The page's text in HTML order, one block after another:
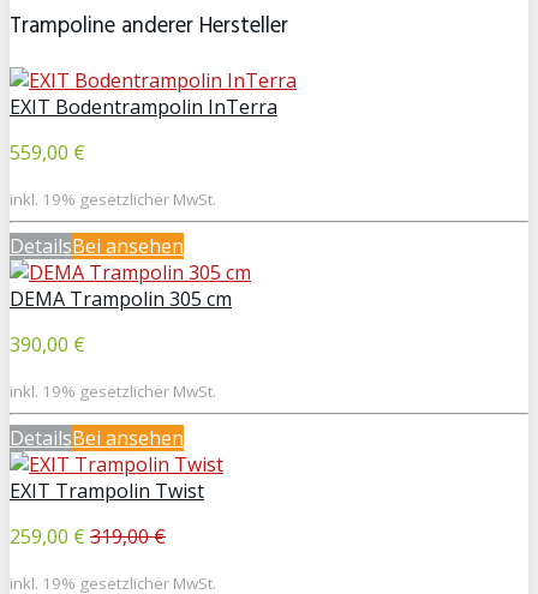
Trampoline anderer Hersteller
EXIT Bodentrampolin InTerra
559,00 €
inkl. 19% gesetzlicher MwSt.
DetailsBei ansehen
DEMA Trampolin 305 cm
390,00 €
inkl. 19% gesetzlicher MwSt.
DetailsBei ansehen
EXIT Trampolin Twist
259,00 € 319,00 €
inkl. 19% gesetzlicher MwSt.